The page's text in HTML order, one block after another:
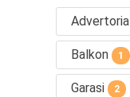
Advertorial
Balkon 1
Garasi 2